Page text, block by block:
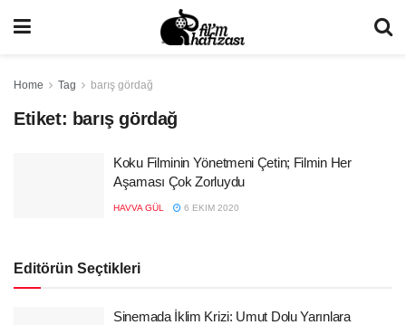
Home Tag barış gördağ
Etiket: barış gördağ
Koku Filminin Yönetmeni Çetin; Filmin Her
Aşaması Çok Zorluydu
HAVVA GÜL 6 EKIM 2020
Editörün Seçtikleri
Sinemada İklim Krizi: Umut Dolu Yarınlara